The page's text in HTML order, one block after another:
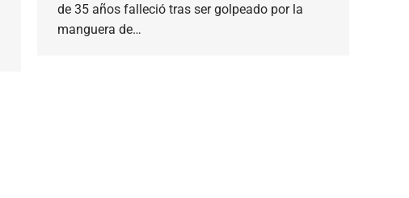
de 35 años falleció tras ser golpeado por la
manguera de…